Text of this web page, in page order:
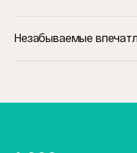
Незабываемые